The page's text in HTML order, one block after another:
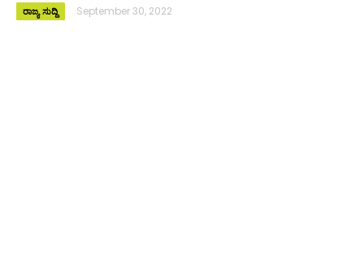
ರಾಜ್ಯ ಸುದ್ದಿ September 30, 2022